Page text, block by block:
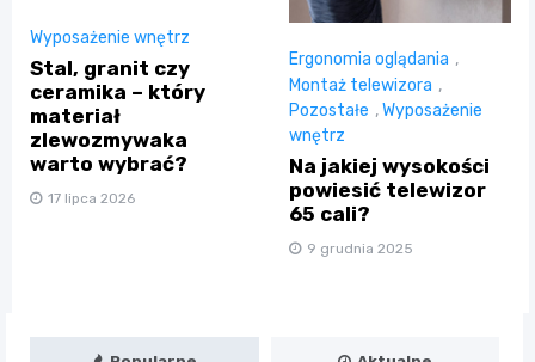
Wyposażenie wnętrz
Stal, granit czy
ceramika – który
materiał
zlewozmywaka
warto wybrać?
17 lipca 2026
Ergonomia oglądania ,
Montaż telewizora ,
Pozostałe ,Wyposażenie
wnętrz
Na jakiej wysokości
powiesić telewizor
65 cali?
9 grudnia 2025